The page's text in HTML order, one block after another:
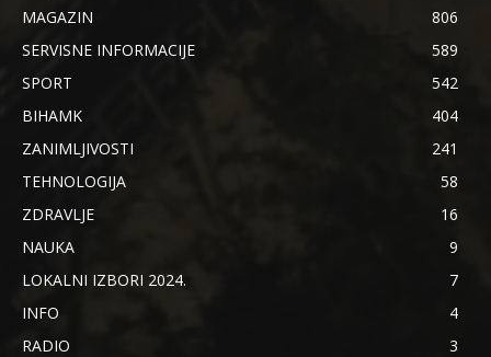
MAGAZIN
806
SERVISNE INFORMACIJE
589
SPORT
542
BIHAMK
404
ZANIMLJIVOSTI
241
TEHNOLOGIJA
58
ZDRAVLJE
16
NAUKA
9
LOKALNI IZBORI 2024.
7
INFO
4
RADIO
3